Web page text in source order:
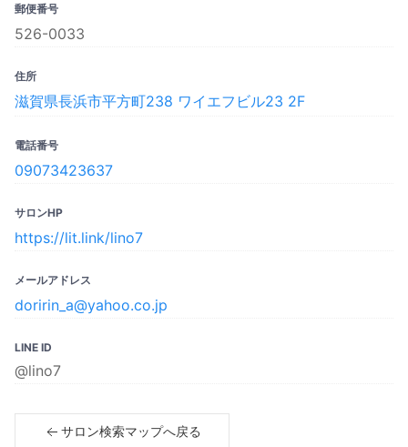
郵便番号
526-0033
住所
滋賀県長浜市平方町238 ワイエフビル23 2F
電話番号
09073423637
サロンHP
https://lit.link/lino7
メールアドレス
doririn_a@yahoo.co.jp
LINE ID
@lino7
サロン検索マップへ戻る